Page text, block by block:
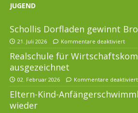
JUGEND
Schollis Dorfladen gewinnt
21. Juli 2026 Kommentare deaktiviert
Realschule für
ausgezeichnet
02. Februar 2026 Kommentare deaktiviert
Eltern-Kind-
wieder